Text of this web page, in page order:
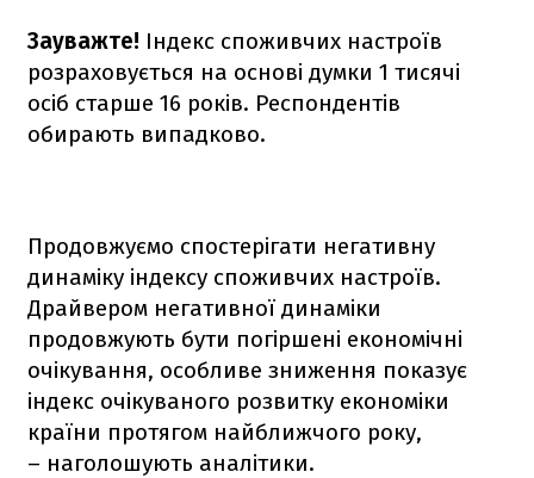
Зауважте! Індекс споживчих настроїв
розраховується на основі думки 1 тисячі
осіб старше 16 років. Респондентів
обирають випадково.
Продовжуємо спостерігати негативну
динаміку індексу споживчих настроїв.
Драйвером негативної динаміки
продовжують бути погіршені економічні
очікування, особливе зниження показує
індекс очікуваного розвитку економіки
країни протягом найближчого року,
– наголошують аналітики.